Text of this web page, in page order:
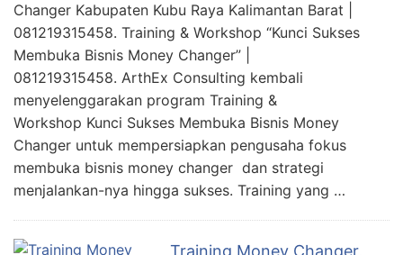
Changer Kabupaten Kubu Raya Kalimantan Barat |
081219315458. Training & Workshop “Kunci Sukses
Membuka Bisnis Money Changer” |
081219315458. ArthEx Consulting kembali
menyelenggarakan program Training &
Workshop Kunci Sukses Membuka Bisnis Money
Changer untuk mempersiapkan pengusaha fokus
membuka bisnis money changer dan strategi
menjalankan-nya hingga sukses. Training yang …
Training Money Changer,